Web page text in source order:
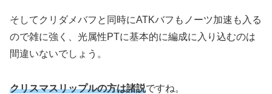
そしてクリダメバフと同時にATKバフもノーツ加速も入る
ので雑に強く、光属性PTに基本的に編成に入り込むのは
間違いないでしょう。
クリスマスリップルの方は諸説ですね。